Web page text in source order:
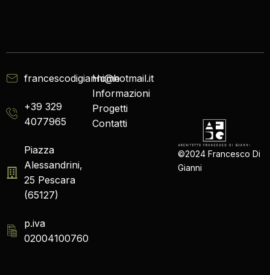
francescodigianni@hotmail.it
+39 329
4077965
Piazza
Alessandrini,
25 Pescara
(65127)
p.iva
02004100760
Home
Informazioni
Progetti
Contatti
©2024 Francesco Di
Gianni